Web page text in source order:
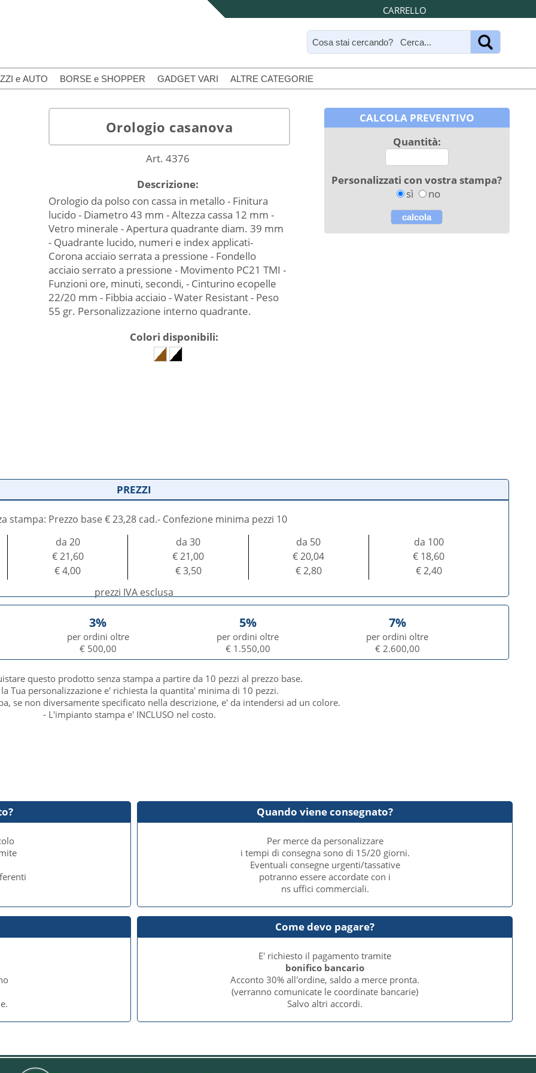
CARRELLO
e AUTO BORSE e SHOPPER GADGET VARI ALTRE CATEGORIE
Orologio casanova
Art. 4376
Descrizione:
Orologio da polso con cassa in metallo - Finitura
lucido - Diametro 43 mm - Altezza cassa 12 mm -
Vetro minerale - Apertura quadrante diam. 39 mm
- Quadrante lucido, numeri e index applicati-
Corona acciaio serrata a pressione - Fondello
acciaio serrato a pressione - Movimento PC21 TMI -
Funzioni ore, minuti, secondi, - Cinturino ecopelle
22/20 mm - Fibbia acciaio - Water Resistant - Peso
55 gr. Personalizzazione interno quadrante.
Colori disponibili:
CALCOLA PREVENTIVO
Quantità:
Personalizzati con vostra stampa?
sì
no
PREZZI
stampa: Prezzo base € 23,28 cad.- Confezione minima pezzi 10
da 20
€ 21,60
€ 4,00
da 30
€ 21,00
€ 3,50
da 50
€ 20,04
€ 2,80
da 100
€ 18,60
€ 2,40
prezzi IVA esclusa
3%
per ordini oltre
€ 500,00
5%
per ordini oltre
€ 1.550,00
7%
per ordini oltre
€ 2.600,00
questo prodotto senza stampa a partire da 10 pezzi al prezzo base.
Tua personalizzazione e' richiesta la quantita' minima di 10 pezzi.
se non diversamente specificato nella descrizione, e' da intendersi ad un colore.
- L'impianto stampa e' INCLUSO nel costo.
Quando viene consegnato?
Per merce da personalizzare
i tempi di consegna sono di 15/20 giorni.
Eventuali consegne urgenti/tassative
potranno essere accordate con i
ns uffici commerciali.
Come devo pagare?
E' richiesto il pagamento tramite
bonifico bancario
Acconto 30% all'ordine, saldo a merce pronta.
(verranno comunicate le coordinate bancarie)
Salvo altri accordi.